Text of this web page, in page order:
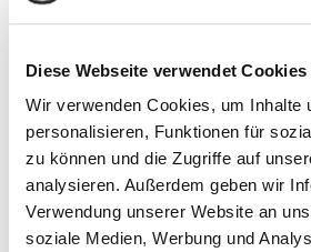
Diese Webseite verwendet Cookies
Wir verwenden Cookies, um Inhalte
personalisieren, Funktionen für
zu können und die Zugriffe auf
analysieren. Außerdem geben wir
Verwendung unserer Website an
soziale Medien, Werbung und
GESUNDHEIT
Krankenkassen und